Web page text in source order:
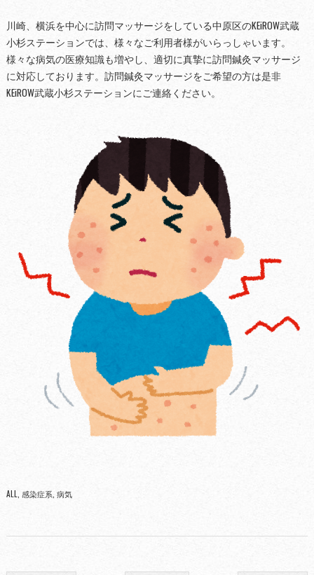
川崎、横浜を中心に訪問マッサージをしている中原区のKEiROW武蔵
小杉ステーションでは、様々なご利用者様がいらっしゃいます。
様々な病気の医療知識も増やし、適切に真摯に訪問鍼灸マッサージ
に対応しております。訪問鍼灸マッサージをご希望の方は是非
KEiROW武蔵小杉ステーションにご連絡ください。
ALL 感染症系 病気